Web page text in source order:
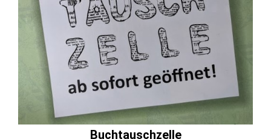
Buchtauschzelle